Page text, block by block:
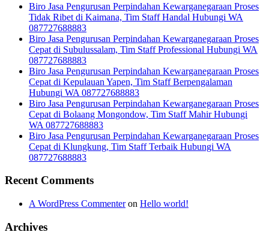
Biro Jasa Pengurusan Perpindahan Kewarganegaraan Proses
Tidak Ribet di Kaimana, Tim Staff Handal Hubungi WA
087727688883
Biro Jasa Pengurusan Perpindahan Kewarganegaraan Proses
Cepat di Subulussalam, Tim Staff Professional Hubungi WA
087727688883
Biro Jasa Pengurusan Perpindahan Kewarganegaraan Proses
Cepat di Kepulauan Yapen, Tim Staff Berpengalaman
Hubungi WA 087727688883
Biro Jasa Pengurusan Perpindahan Kewarganegaraan Proses
Cepat di Bolaang Mongondow, Tim Staff Mahir Hubungi
WA 087727688883
Biro Jasa Pengurusan Perpindahan Kewarganegaraan Proses
Cepat di Klungkung, Tim Staff Terbaik Hubungi WA
087727688883
Recent Comments
A WordPress Commenteron Hello world!
Archives